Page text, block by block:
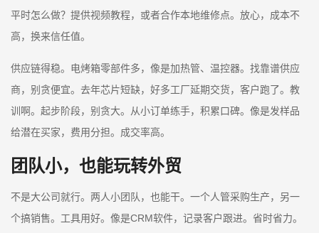
平时怎么做？提供视频教程，或者合作本地维修点。放心，成本不
高，换来信任值。
供应链得稳。电烤箱零部件多，像是加热管、温控器。找靠谱供应
商，别贪便宜。去年芯片短缺，好多工厂延期交货，客户跑了。教
训啊。起步阶段，别贪大。从小订单练手，积累口碑。像是发样品
给潜在买家，费用分担。成交率高。
团队小，也能玩转外贸
不是大公司就行。两人小团队，也能干。一个人管采购生产，另一
个搞销售。工具用好。像是CRM软件，记录客户跟进。省时省力。